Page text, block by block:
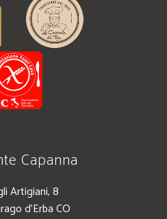
Capanna
Artigiani, 8
d’Erba CO